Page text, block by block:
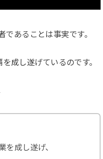
あることは事実です。
成し遂げているのです。
成し遂げ、